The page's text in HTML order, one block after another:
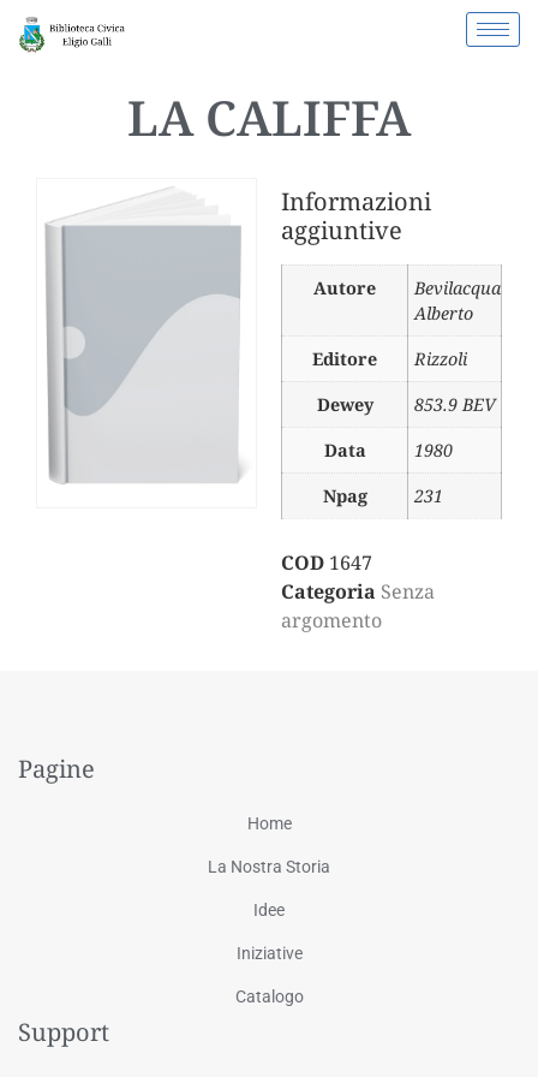
LA CALIFFA
Informazioni
aggiuntive
Autore
Bevilacqua
Alberto
Editore
Rizzoli
Dewey
853.9 BEV
Data
1980
Npag
231
COD 1647
Categoria Senza
argomento
Pagine
Home
La Nostra Storia
Idee
Iniziative
Catalogo
Support